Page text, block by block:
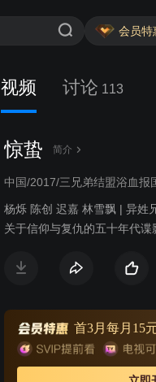
会员特
视频 讨论 113
惊蛰 简介
中国/2017/三兄弟结盟浴血报
杨烁 陈创 迟嘉 林雪飘 | 异姓
关于信仰与复仇的五十年代谍
首3月每月15